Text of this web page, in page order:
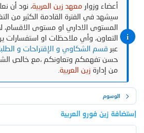
أعضاء وزوار معهد زين العربية، نود أن
سيشهد في الفترة القادمة الكثير من
المستوى الاداري او مستوى الاقسام،
التعاون، وأي ملاحظات او استفسارات
عبر قسم الشكاوي و الإقتراحات و
حسن تفهمكم وتعاونكم ،مع خالص الشكر
من إدارةزين العربية
الوسوم
إستضافة زين فورو العربية